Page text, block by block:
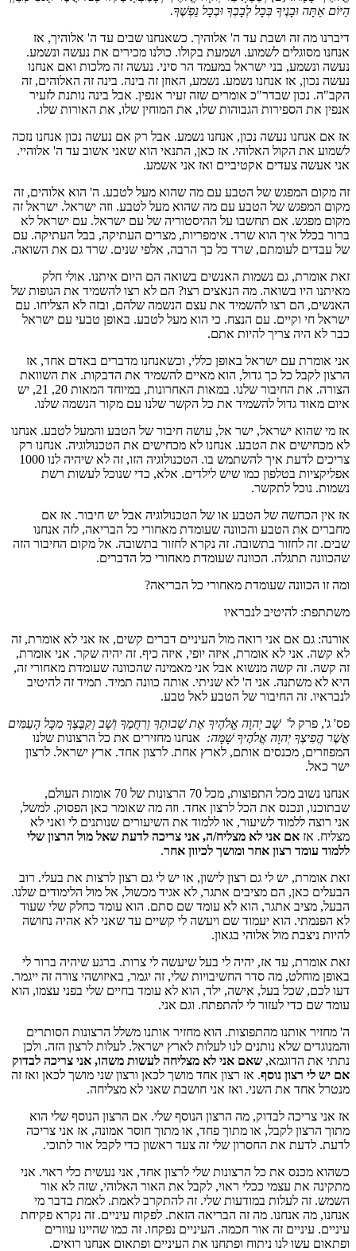
הַיּוֹם אַתָּה וּבָנֶיךָ בְּכָל לְבָבְךָ וּבְכָל נַפְשֶׁךָ.
דיברנו מה זה ושבת עד ה' אלוהיך. כשאנחנו שבים עד ה' אלוהיך, אז
אנחנו מסוגלים לשמוע. ושמעת בקולו. כולנו מכירים את נעשה ונשמע.
נעשה ונשמע, בני ישראל במעמד הר סיני. נעשה זה מלכות ואם אנחנו
נעשה נכון, אז אנחנו נשמע. נשמע, האוזן זה בינה. בינה זה האלוהים, זה
הקב"ה. נכון שבדר"כ אומרים שזה זעיר אנפין. אבל בינה נותנת לזעיר
אנפין את הספירות הגבוהות שלו, את המוחין שלו, את האורות שלו.
אז אם אנחנו נעשה נכון, אנחנו נשמע. אבל רק אם נעשה נכון אנחנו נזכה
לשמוע את הקול האלוהי. אז כאן, התנאי הוא שאני אשוב עד ה' אלוהיי.
אני אעשה צעדים אקטיביים ואז אני אשמע.
זה מקום המפגש של הטבע עם מה שהוא מעל לטבע. ה' הוא אלוהים, זה
מקום המפגש של הטבע עם מה שהוא מעל לטבע. וזה ישראל. ישראל זה
מקום מפגש. אם תחשבו על ההיסטוריה של עם ישראל. עם ישראל לא
ברור בכלל איך הוא שרד. אימפריות, מצרים העתיקה, בבל העתיקה. עם
של עבדים לעומתם, שרד כל כך הרבה, אלפי שנים. שרד גם את השואה.
זאת אומרת, גם נשמות האנשים בשואה הם היום איתנו. אולי חלק
מאיתנו היו בשואה. מה הנאצים רצו? הם לא רצו להשמיד את הגופות של
האנשים, הם רצו להשמיד את עצם הנשמה שלהם, ובזה לא הצליחו. עם
ישראל חי וקיים. עם הנצח. כי הוא מעל לטבע. באופן טבעי עם ישראל
כבר לא היה צריך להיות אתם.
אני אומרת עם ישראל באופן כללי, וכשאנחנו מדברים באדם אחד, אז
הרצון לקבל כל כך גדול, הוא מאיים להשמיד את הדבקות. את השוואת
הצורה. את החיבור שלנו. במאות האחרונות, במיוחד המאות 20, 21, יש
איום מאוד גדול להשמיד את כל הקשר שלנו עם מקור הנשמה שלנו.
אז מי שהוא ישראל, ישר אל, עושה חיבור של הטבע והמעל לטבע. אנחנו
לא מכחישים את הטבע. אנחנו לא מכחישים את הטכנולוגיה. אנחנו רק
צריכים לדעת איך להשתמש בו. הטכנולוגיה הזו, זה לא שיהיה לנו 1000
אפליקציות בטלפון כמו שיש לילדים. אלא, כדי שנוכל לעשות רשת
נשמות. נוכל לתקשר.
אז אין הכחשה של הטבע או של הטכנולוגיה אבל יש חיבור. אז אם
מחברים את הטבע והכוונה שעומדת מאחורי כל הבריאה, לזה אנחנו
שבים. זה לחזור בתשובה. זה נקרא לחזור בתשובה. אל מקום החיבור הזה
שהכוונה תתגלה. הכוונה שעומדת מאחורי כל הדברים.
ומה זו הכוונה שעומדת מאחורי כל הבריאה?
משתתפת: להיטיב לנבראיו
אורנה: גם אם אני רואה מול העיניים דברים קשים, אז אני לא אומרת, זה
לא קשה. אני לא אומרת, איזה יופי, איזה כיף. זה יהיה שקר. אני אומרת,
זה קשה. זה קשה מנשוא אבל אני מאמינה שהכוונה שעומדת מאחורי זה,
היא לא משתנה. אני ה' לא שניתי. אותה כוונה תמיד. תמיד זה להיטיב
לנבראיו. זה החיבור של הטבע לאל טבע.
פס' ג', פרק ל'שָׁב יְהוָה אֱלֹהֶיךָ אֶת שְׁבוּתְךָ וְרִחֲמֶךָ וְשָׁב וְקִבֶּצְךָ מִכָּל הָעַמִּים
אֲשֶׁר הֱפִיצְךָ יְהוָה אֱלֹהֶיךָ שָׁמָּה: אנחנו מחזירים את כל הרצונות שלנו
המפוזרים, מכנסים אותם, לארץ אחת. לרצון אחד. ארץ ישראל. לרצון
ישר כאל.
אנחנו נשוב מכל התפוצות, מכל 70 הרצונות של 70 אומות העולם,
שבתוכנו, ונכנס את הכל לרצון אחד. וזה מה שאומר כאן הפסוק. למשל,
אני רוצה ללמוד לשיעור, או ללמוד את השיעורים שנותנים לי ואני לא
מצליח. אז אם אני לא מצליח/ה, אני צריכה לדעת שאל מול הרצון שלי
ללמוד עומד רצון אחר ומושך לכיוון אחר.
זאת אומרת, יש לי גם רצון לישון, או יש לי גם רצון לרצות את בעלי. רוב
הבעלים כאן, הם מציבים אתגר, לא אגיד מכשול, אל מול הלימודים שלנו.
הבעל, מציב אתגר, הוא לא עומד שם סתם. הוא עומד כחלק שלי שעוד
לא הפנמתי. הוא יעמוד שם ויעשה לי קשיים עד שאני לא אהיה נחושה
להיות ניצבת מול אלוהי בגאון.
זאת אומרת, עד אז, יהיה לי בעל שיעשה לי צרות. ברגע שיהיה ברור לי
באופן מוחלט, מה סדר החשיבויות שלי, זה יגמר, באיזושהי צורה זה ייגמר.
דעו לכם, שכל בעל, אישה, ילד, הוא לא עומד בחיים שלי בפני עצמו, הוא
עומד שם כדי לעזור לי להתפתח. וגם אני.
ה' מחזיר אותנו מהתפוצות. הוא מחזיר אותנו משלל הרצונות הסותרים
והמנוגדים שלא נותנים לנו לעלות לארץ ישראל. לעלות לרצון הזה. ולכן
נתתי את הדוגמא, שאם אני לא מצליחה לעשות משהו, אני צריכה לבדוק
אם יש לי רצון נוסף. אז רצון אחד מושך לכאן ורצון שני מושך לכאן ואז זה
מנטרל אחד את השני. ואז אני חושבת שאני לא מצליחה.
אז אני צריכה לבדוק, מה הרצון הנוסף שלי. אם הרצון הנוסף שלי הוא
מתוך הרצון לקבל, או מתוך פחד, או מתוך חוסר אמונה, אז אני צריכה
לדעת. לדעת את החסרון שלי זה צעד ראשון כדי לקבל אור לתוכי.
כשהוא מכנס את כל הרצונות שלי לרצון אחד, אני נעשית כלי ראוי. אני
מתקינה את עצמי ככלי ראוי, לקבל את האור האלוהי, שזה לא אור
השמש. זה לעלות במודעות שלי. זה להתקרב לאמת. לאמת בדבר מי
אנחנו, מה אנחנו. מה זה הבריאה הזאת. לפקוח עיניים. זה נקרא פקיחת
עיניים. עיניים זה אור חכמה. העיניים נפקחו. זה כמו שהיינו עוורים
ופתאום עשו לנו ניתוח ופתחנו את העיניים ופתאום אנחנו רואים.